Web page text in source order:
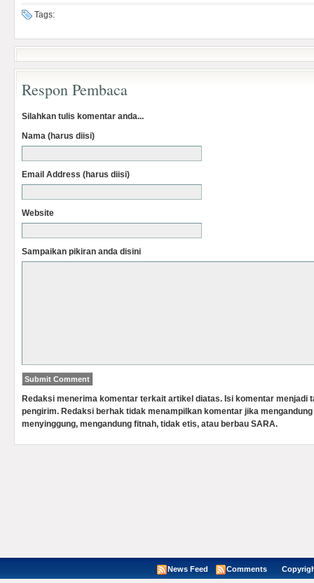
Tags:
Respon Pembaca
Silahkan tulis komentar anda...
Nama (harus diisi)
Email Address (harus diisi)
Website
Sampaikan pikiran anda disini
Redaksi menerima komentar terkait artikel diatas. Isi komentar menjadi
pengirim. Redaksi berhak tidak menampilkan komentar jika
menyinggung, mengandung fitnah, tidak etis, atau berbau SARA.
News Feed Comments Copyright